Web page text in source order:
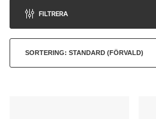
FILTRERA